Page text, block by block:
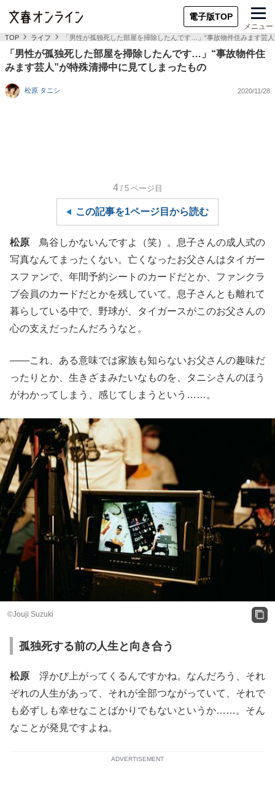
電子版TOP
メニュー
TOP ライフ 「男性が孤独死した部屋を掃除したんです…」“事故物件住みます芸
「男性が孤独死した部屋を掃除したんです…」“事故物件住
みます芸人”が特殊清掃中に見てしまったもの
松原 タニシ 2020/11/28
4 /5 ページ目
この記事を1ページ目から読む
松原 鳥谷しかないんですよ（笑）。息子さんの成人式の
写真なんてまったくない。亡くなったお父さんはタイガー
スファンで、年間予約シートのカードだとか、ファンクラ
ブ会員のカードだとかを残していて。息子さんとも離れて
暮らしている中で、野球が、タイガースがこのお父さんの
心の支えだったんだろうなと。
――これ、ある意味では家族も知らないお父さんの趣味だ
ったりとか、生きざまみたいなものを、タニシさんのほう
がわかってしまう、感じてしまうという……。
©Jouji Suzuki
孤独死する前の人生と向き合う
松原 浮かび上がってくるんですかね。なんだろう、それ
ぞれの人生があって、それが全部つながっていて、それで
も必ずしも幸せなことばかりでもないというか……。そん
なことが発見ですよね。
ADVERTISEMENT